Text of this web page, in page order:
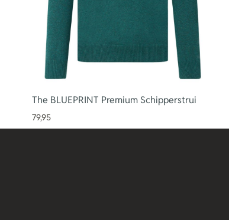
The BLUEPRINT Premium Schipperstrui
79,95